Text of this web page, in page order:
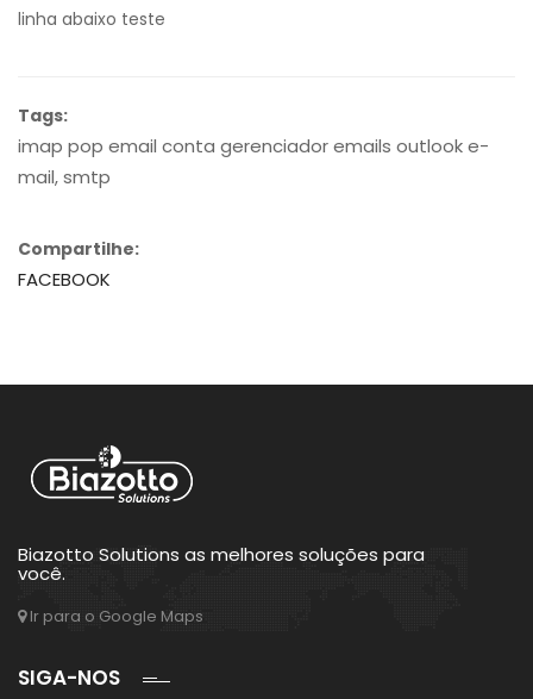
linha abaixo teste
Tags:
imap pop email conta gerenciador emails outlook e-
mail, smtp
Compartilhe:
FACEBOOK
Biazotto Solutions as melhores soluções para
você.
Ir para o Google Maps
SIGA-NOS